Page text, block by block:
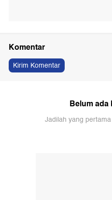
Komentar
Kirim Komentar
Belum ada
Jadilah yang